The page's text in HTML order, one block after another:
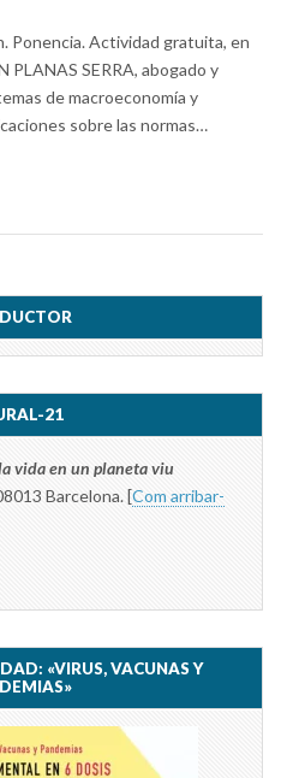
Ponencia. Actividad gratuita, en
SERRA, abogado y
de macroeconomía y
sobre las normas…
21
vida en un planeta viu
Barcelona. [Com arribar-
«VIRUS, VACUNAS Y